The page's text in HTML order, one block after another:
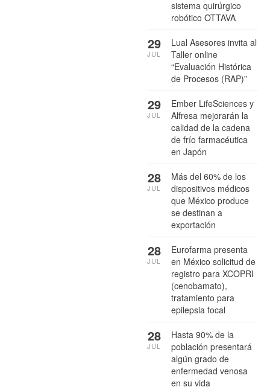
sistema quirúrgico
robótico OTTAVA
Lual Asesores invita al
Taller online
“Evaluación Histórica
de Procesos (RAP)”
29
JUL
Ember LifeSciences y
Alfresa mejorarán la
calidad de la cadena
de frío farmacéutica
en Japón
29
JUL
Más del 60% de los
dispositivos médicos
que México produce
se destinan a
exportación
28
JUL
Eurofarma presenta
en México solicitud de
registro para XCOPRI
(cenobamato),
tratamiento para
epilepsia focal
28
JUL
Hasta 90% de la
población presentará
algún grado de
enfermedad venosa
en su vida
28
JUL